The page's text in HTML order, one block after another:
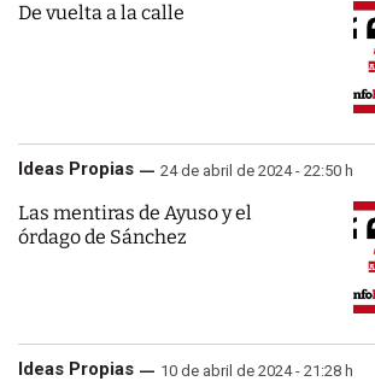
De vuelta a la calle
Ideas Propias 24 de abril de 2024 - 22:50 h
Las mentiras de Ayuso y el
órdago de Sánchez
Ideas Propias 10 de abril de 2024 - 21:28 h